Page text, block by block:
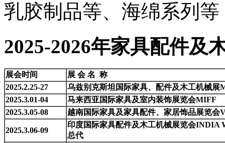
乳胶制品等、海绵系列等
2025-2026年家具配件及
展会时间 展 会 名 称
2025.2.25-27
乌兹别克斯坦国际家具、配件及木工机械展
2025.3.01-04
马来西亚国际家具及室内装饰展览会MIFF
2025.3.05-08
越南国际家具及家具配件、家居饰品展览会
2025.3.06-09
印度国际家具配件及木工机械展览会INDIA
总代